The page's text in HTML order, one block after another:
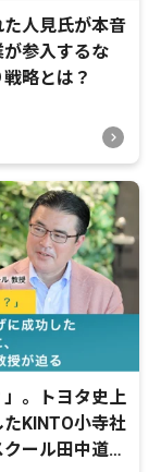
人見氏が本音
参入するな
略とは？
」。トヨタ史上
KINTO小寺社
ール田中道昭